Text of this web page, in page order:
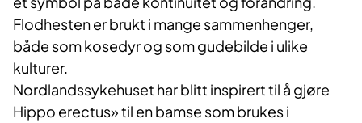
Flodhesten er brukt i mange sammenhenger,
både som kosedyr og som gudebilde i ulike
kulturer.
Nordlandssykehuset har blitt inspirert til å gjøre
Hippo erectus» til en bamse som brukes i